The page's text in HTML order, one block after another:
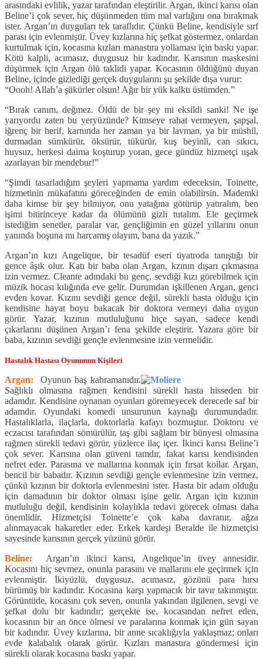
arasındaki evlilik, yazar tarafından eleştirilir. Argan, ikinci karısı olan
Beline’i çok sever, hiç düşünmeden tüm mal varlığını ona bırakmak
ister. Argan’ın duyguları tek taraflıdır. Çünkü Beline, kendisiyle sırf
parası için evlenmiştir. Üvey kızlarına hiç şefkat göstermez, onlardan
kurtulmak için, kocasına kızları manastıra yollaması için baskı yapar.
Kötü kalpli, acımasız, duygusuz bir kadındır. Karısının maskesini
düşürmek için Argan ölü taklidi yapar. Kocasının öldüğünü duyan
Beline, içinde gizlediği gerçek duygularını şu şekilde dışa vurur:
“Oooh! Allah’a şükürler olsun! Ağır bir yük kalktı üstümden.”
“Bırak canım, değmez. Öldü de bir şey mi eksildi sanki! Ne işe
yarıyordu zaten bu yeryüzünde? Kimseye rahat vermeyen, şapşal,
iğrenç bir herif, karnında her zaman ya bir lavman, ya bir müshil,
durmadan sümkürür, öksürür, tükürür, kuş beyinli, can sıkıcı,
huysuz, herkesi daima koşturup yoran, gece gündüz hizmetçi uşak
azarlayan bir mendebur!”
“Şimdi tasarladığım şeyleri yapmama yardım edeceksin, Toinette,
hizmetinin mükafatını göreceğinden de emin olabilirsin. Mademki
daha kimse bir şey bilmiyor, onu yatağına götürüp yatıralım, ben
işimi bitirinceye kadar da ölümünü gizli tutalım. Ele geçirmek
istediğim senetler, paralar var, gençliğimin en güzel yıllarını onun
yanında boşuna mı harcamış olayım, bana da yazık.”
Argan’ın kızı Angelique, bir tesadüf eseri tiyatroda tanıştığı bir
gence âşık olur. Katı bir baba olan Argan, kzının dışarı çıkmasına
izin vermez. Cleante adındaki bu genç, sevdiği kızı görebilmek için
müzik hocası kılığında eve gelir. Durumdan işkillenen Argan, genci
evden kovar. Kızını sevdiği gence değil, sürekli hasta olduğu için
kendisine hayat boyu bakacak bir doktora vermeyi daha uygun
görür. Yazar, kızının mutluluğunu hiçe sayan, sadece kendi
çıkarlarını düşünen Argan’ı fena şekilde eleştirir. Yazara göre bir
baba, kızının sevdiği gençle evlenmesine izin vermelidir.
Hastalık Hastası Oyununun Kişileri
Argan: Oyunun baş kahramanıdır.
Sağlıklı olmasına rağmen kendisini sürekli hasta hisseden bir
adamdır. Kendisine oynanan oyunları göremeyecek derecede saf bir
adamdır. Oyundaki komedi unsurunun kaynağı durumundadır.
Hastalıklarla, ilaçlarla, doktorlarla kafayı bozmuştur. Doktoru ve
eczacısı tarafından sömürülür, taş gibi sağlam bir bünyesi olmasına
rağmen sürekli tedavi görür, yüzlerce ilaç içer. İkinci karısı Beline’i
çok sever. Karısına olan güveni tamdır, fakat karısı kendisinden
nefret eder. Parasına ve mallarına konmak için fırsat kollar. Argan,
bencil bir babadır. Kızının sevdiği gençle evlenmesine izin vermez,
çünkü kızının bir doktorla evlenmesini ister. Hasta bir adam olduğu
için damadının bir doktor olması işine gelir. Argan için kızının
mutluluğu değil, kendisinin kolaylıkla tedavi görecek olması daha
önemlidir. Hizmetçisi Toinette’e çok kaba davranır, ağza
alınmayacak hakaretler eder. Erkek kardeşi Beralde ile hizmetçisi
sayesinde karısının gerçek yüzünü görür.
Beline: Argan’ın ikinci karısı, Angelique’in üvey annesidir.
Kocasını hiç sevmez, onunla parasını ve mallarını ele geçirmek için
evlenmiştir. İkiyüzlü, duygusuz, acımasız, gözünü para hırsı
bürümüş bir kadındır. Kocasına karşı yapmacık bir tavır takınmıştır.
Görüntüde, kocasını çok seven, onunla yakından ilgilenen, sevgi ve
şefkat dolu bir kadındır; gerçekte ise, kocasından nefret eden,
kocasının bir an önce ölmesi ve paralarına konmak için gün sayan
bir kadındır. Üvey kızlarına, bir anne sıcaklığıyla yaklaşmaz; onları
evde kalabalık olarak görür. Kızları manastıra göndermesi için
sürekli olarak kocasına baskı yapar.